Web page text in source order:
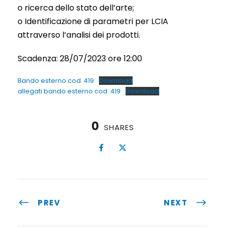
o ricerca dello stato dell’arte;
o Identificazione di parametri per LCIA
attraverso l’analisi dei prodotti.
Scadenza: 28/07/2023 ore 12:00
Bando esterno cod. 419
Download
allegati bando esterno cod. 419
Download
0 SHARES
PREV NEXT